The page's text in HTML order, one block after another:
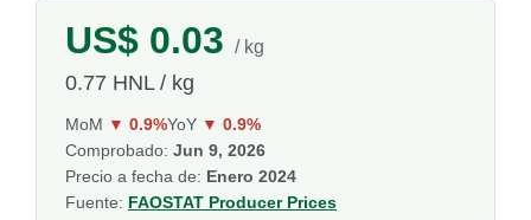
US$ 0.03 / kg
0.77 HNL / kg
MoM ▼ 0.9%YoY ▼ 0.9%
Comprobado: Jun 9, 2026
Precio a fecha de: Enero 2024
Fuente: FAOSTAT Producer Prices